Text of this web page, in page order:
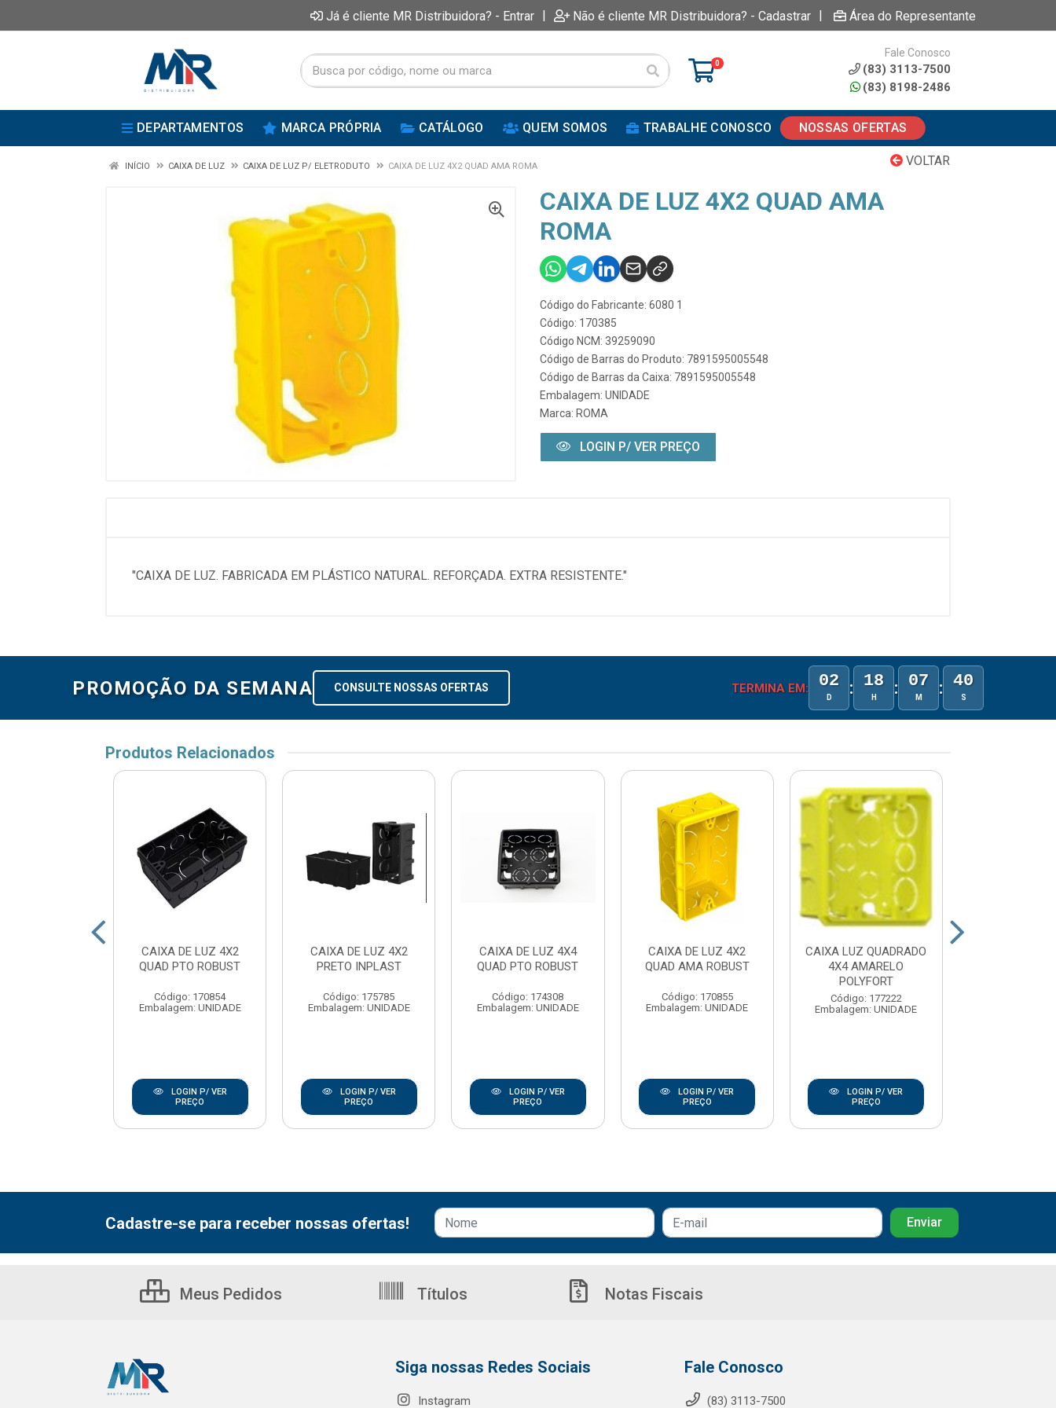
Já é cliente MR Distribuidora? - Entrar | Não é cliente MR Distribuidora? - Cadastrar | Área do Representante
0
Fale Conosco
(83) 3113-7500
(83) 8198-2486
DEPARTAMENTOS MARCA PRÓPRIA CATÁLOGO QUEM SOMOS TRABALHE CONOSCO NOSSAS OFERTAS
VOLTAR
INÍCIO CAIXA DE LUZ CAIXA DE LUZ P/ ELETRODUTO CAIXA DE LUZ 4X2 QUAD AMA ROMA
CAIXA DE LUZ 4X2 QUAD AMA
ROMA
Código do Fabricante: 6080 1
Código: 170385
Código NCM: 39259090
Código de Barras do Produto: 7891595005548
Código de Barras da Caixa: 7891595005548
Embalagem: UNIDADE
Marca: ROMA
LOGIN P/ VER PREÇO
"CAIXA DE LUZ. FABRICADA EM PLÁSTICO NATURAL. REFORÇADA. EXTRA RESISTENTE."
PROMOÇÃO DA SEMANA CONSULTE NOSSAS OFERTAS TERMINA EM: 02
D : 18
H : 07
M : 40
S
Produtos Relacionados
CAIXA DE LUZ 4X2
QUAD PTO ROBUST
Código: 170854
Embalagem: UNIDADE
LOGIN P/ VER
PREÇO
CAIXA DE LUZ 4X2
PRETO INPLAST
Código: 175785
Embalagem: UNIDADE
LOGIN P/ VER
PREÇO
CAIXA DE LUZ 4X4
QUAD PTO ROBUST
Código: 174308
Embalagem: UNIDADE
LOGIN P/ VER
PREÇO
CAIXA DE LUZ 4X2
QUAD AMA ROBUST
Código: 170855
Embalagem: UNIDADE
LOGIN P/ VER
PREÇO
CAIXA LUZ QUADRADO
4X4 AMARELO
POLYFORT
Código: 177222
Embalagem: UNIDADE
LOGIN P/ VER
PREÇO
Cadastre-se para receber nossas ofertas!
Meus Pedidos Títulos Notas Fiscais
Siga nossas Redes Sociais
Instagram
Fale Conosco
(83) 3113-7500